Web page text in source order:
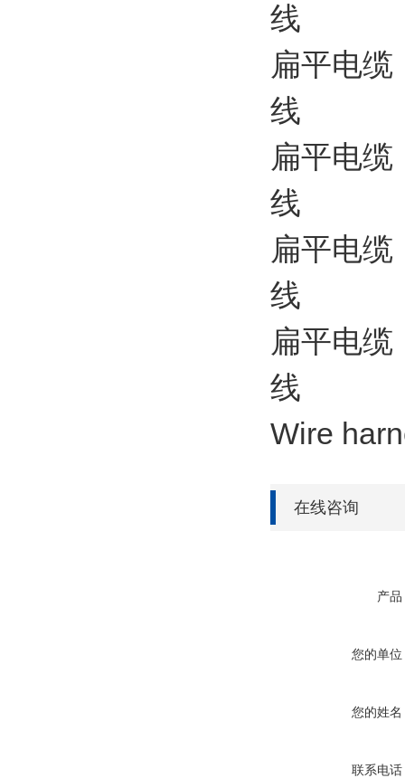
线
扁平
线
扁平
线
扁平
线
扁平
线
Wire
在线咨询
产品
您的单位
您的姓名
联系电话